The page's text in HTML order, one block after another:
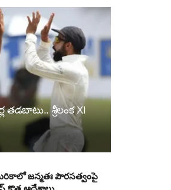
శ్రీలంక XI
జన్మతః పౌరసత్వంపై